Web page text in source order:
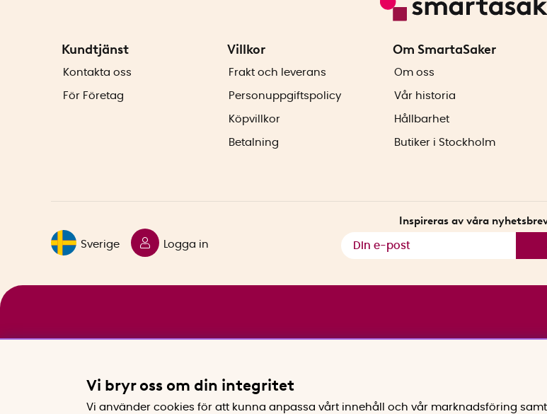
Kundtjänst
Kontakta oss
För Företag
Villkor
Frakt och leverans
Personuppgiftspolicy
Köpvillkor
Betalning
Om SmartaSaker
Om oss
Vår historia
Hållbarhet
Butiker i Stockholm
Sverige Logga in
Inspireras av våra
Vi bryr oss om din integritet
Vi använder cookies för att kunna anpassa vårt innehåll och vår marknadsföring